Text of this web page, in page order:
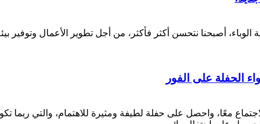
الوباء، أصبحنا نتحسن أكثر فأكثر، من أجل تطوير الأعمال
الحفلة على الفور
معًا، واحصل على حفلة لطيفة ومثيرة للاهتمام، والتي ربما